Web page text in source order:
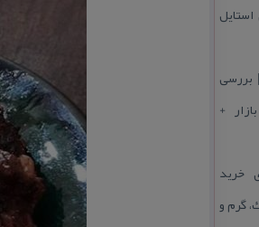
بررسی
+
خرید
گرم و